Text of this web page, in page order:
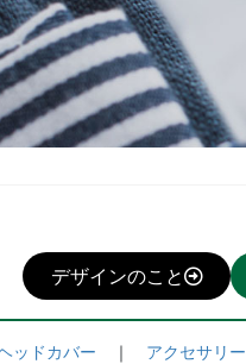
デザインのこと
ッドカバー ｜ アクセサリー